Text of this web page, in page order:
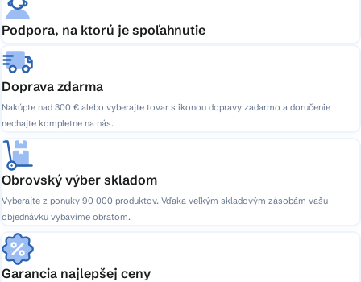
Podpora, na ktorú je spoľahnutie
Doprava zdarma
Nakúpte nad 300 € alebo vyberajte tovar s ikonou dopravy zadarmo a doručenie
nechajte kompletne na nás.
Obrovský výber skladom
Vyberajte z ponuky 90 000 produktov. Vďaka veľkým skladovým zásobám vašu
objednávku vybavíme obratom.
Garancia najlepšej ceny